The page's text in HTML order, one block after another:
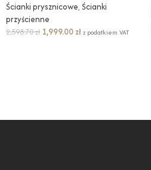
Ścianki prysznicowe, Ścianki
przyścienne
2,598.70zł 1,999.00 złz podatkiem VAT